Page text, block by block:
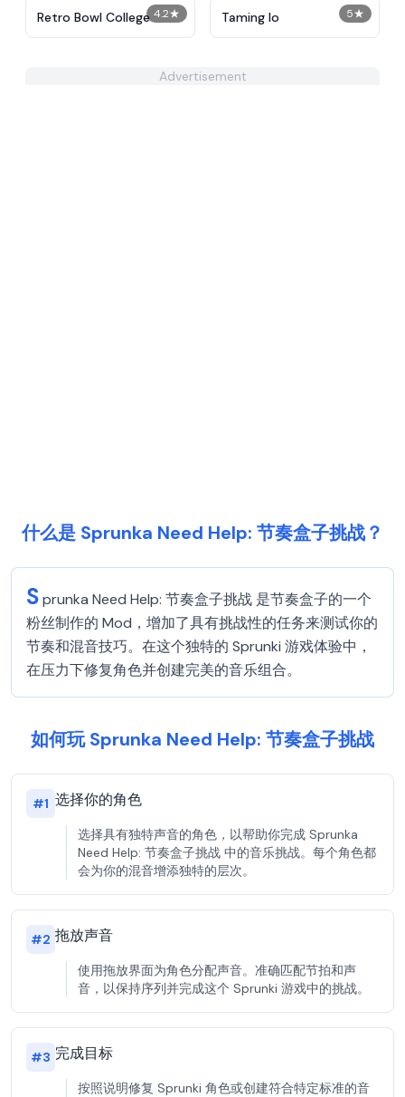
4.2★
Retro Bowl College 5★
Taming Io
Advertisement
什么是 Sprunka Need Help: 节奏盒子挑战？
Sprunka Need Help: 节奏盒子挑战 是节奏盒子的一个
粉丝制作的 Mod，增加了具有挑战性的任务来测试你的
节奏和混音技巧。在这个独特的 Sprunki 游戏体验中，
在压力下修复角色并创建完美的音乐组合。
如何玩 Sprunka Need Help: 节奏盒子挑战
#1 选择你的角色
选择具有独特声音的角色，以帮助你完成 Sprunka
Need Help: 节奏盒子挑战 中的音乐挑战。每个角色都
会为你的混音增添独特的层次。
#2 拖放声音
使用拖放界面为角色分配声音。准确匹配节拍和声
音，以保持序列并完成这个 Sprunki 游戏中的挑战。
#3 完成目标
按照说明修复 Sprunki 角色或创建符合特定标准的音